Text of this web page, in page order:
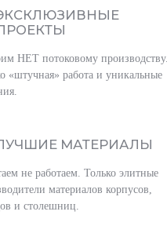
НЕТ потоковому производству.
«штучная» работа и уникальные
МАТЕРИАЛЫ
не работаем. Только элитные
материалов корпусов,
и столешниц.